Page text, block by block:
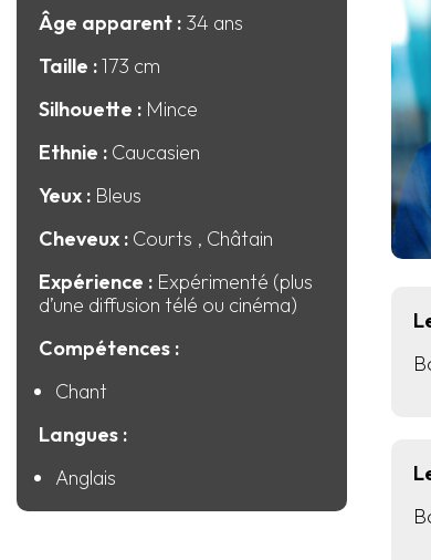
Âge apparent : 34 ans
Taille :173 cm
Silhouette : Mince
Ethnie : Caucasien
Yeux : Bleus
Cheveux : Courts , Châtain
Expérience : Expérimenté (plus
d’une diffusion télé ou cinéma)
Compétences :
Chant
Langues :
Anglais